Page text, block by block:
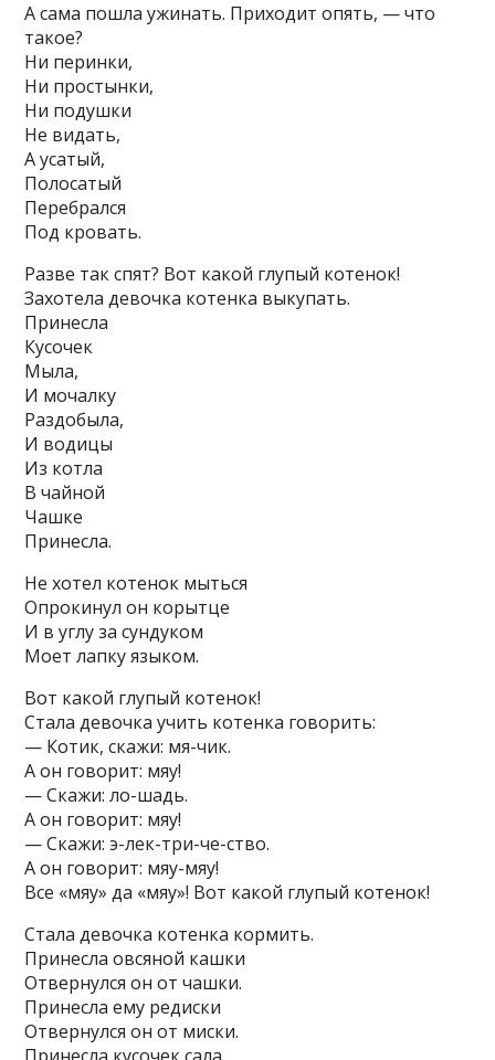
А сама пошла ужинать. Приходит опять, — что
такое?
Ни перинки,
Ни простынки,
Ни подушки
Не видать,
А усатый,
Полосатый
Перебрался
Под кровать.
Разве так спят? Вот какой глупый котенок!
Захотела девочка котенка выкупать.
Принесла
Кусочек
Мыла,
И мочалку
Раздобыла,
И водицы
Из котла
В чайной
Чашке
Принесла.
Не хотел котенок мыться
Опрокинул он корытце
И в углу за сундуком
Моет лапку языком.
Вот какой глупый котенок!
Стала девочка учить котенка говорить:
— Котик, скажи: мя-чик.
А он говорит: мяу!
— Скажи: ло-шадь.
А он говорит: мяу!
— Скажи: э-лек-три-че-ство.
А он говорит: мяу-мяу!
Все «мяу» да «мяу»! Вот какой глупый котенок!
Стала девочка котенка кормить.
Принесла овсяной кашки
Отвернулся он от чашки.
Принесла ему редиски
Отвернулся он от миски.